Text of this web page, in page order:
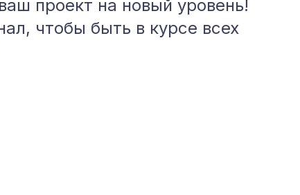
проект на новый уровень!
чтобы быть в курсе всех